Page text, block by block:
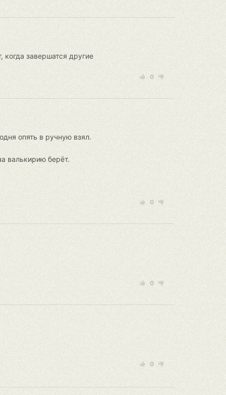
завершатся другие
0
опять в ручную взял.
валькирию берёт.
0
0
0